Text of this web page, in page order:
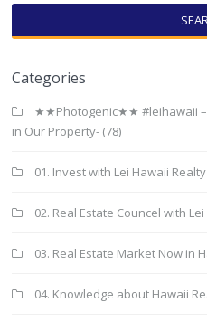
Categories
★★Photogenic★★ #leihawaii –
in Our Property- (78)
01. Invest with Lei Hawaii Realty
02. Real Estate Councel with
03. Real Estate Market Now in
04. Knowledge about Hawaii